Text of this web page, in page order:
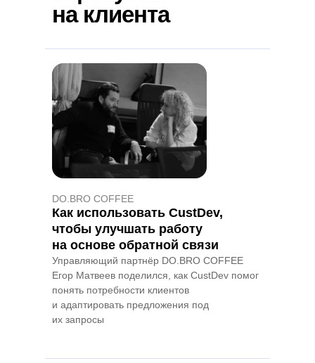
на клиента
DO.BRO COFFEE
Как использовать CustDev,
чтобы улучшать работу
на основе обратной связи
Управляющий партнёр DO.BRO COFFEE
Егор Матвеев поделился, как CustDev помог
понять потребности клиентов
и адаптировать предложения под
их запросы